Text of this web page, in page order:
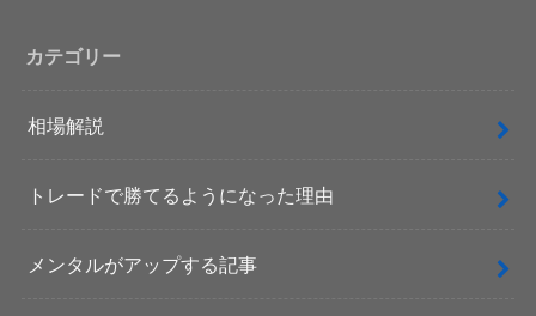
カテゴリー
相場解説
トレードで勝てるようになった理由
メンタルがアップする記事